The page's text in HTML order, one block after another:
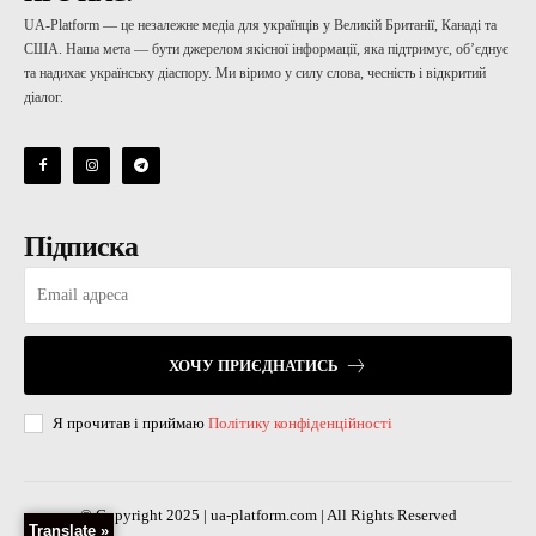
UA-Platform — це незалежне медіа для українців у Великій Британії, Канаді та
США. Наша мета — бути джерелом якісної інформації, яка підтримує, об’єднує
та надихає українську діаспору. Ми віримо у силу слова, чесність і відкритий
діалог.
Підписка
ХОЧУ ПРИЄДНАТИСЬ
Я прочитав і приймаю Політику конфіденційності
© Copyright 2025 | ua-platform.com | All Rights Reserved
Translate »